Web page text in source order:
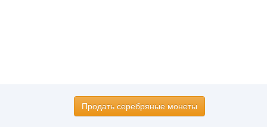
Продать серебряные монеты